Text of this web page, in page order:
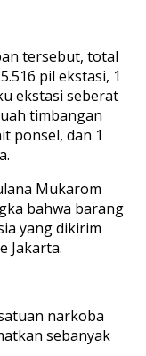
tersebut, total
pil ekstasi, 1
ekstasi seberat
timbangan
ponsel, dan 1
Mukarom
bahwa barang
yang dikirim
Jakarta.
narkoba
sebanyak